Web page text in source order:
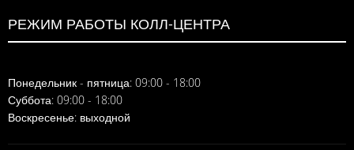
РЕЖИМ РАБОТЫ КОЛЛ-ЦЕНТРА
Понедельник - пятница: 09:00 - 18:00
Суббота: 09:00 - 18:00
Воскресенье: выходной